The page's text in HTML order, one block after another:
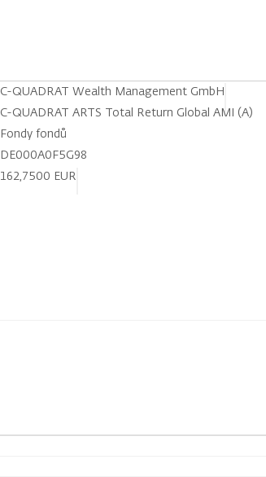
C-QUADRAT Wealth Management GmbH
C-QUADRAT ARTS Total Return Global AMI (A)
Fondy fondů
DE000A0F5G98
162,7500 EUR